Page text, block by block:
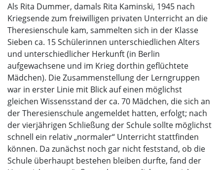
Als Rita Dummer, damals Rita Kaminski, 1945 nach
Kriegsende zum freiwilligen privaten Unterricht an die
Theresienschule kam, sammelten sich in der Klasse
Sieben ca. 15 Schülerinnen unterschiedlichen Alters
und unterschiedlicher Herkunft (in Berlin
aufgewachsene und im Krieg dorthin geflüchtete
Mädchen). Die Zusammenstellung der Lerngruppen
war in erster Linie mit Blick auf einen möglichst
gleichen Wissensstand der ca. 70 Mädchen, die sich an
der Theresienschule angemeldet hatten, erfolgt; nach
der vierjährigen Schließung der Schule sollte möglichst
schnell ein relativ „normaler“ Unterricht stattfinden
können. Da zunächst noch gar nicht feststand, ob die
Schule überhaupt bestehen bleiben durfte, fand der